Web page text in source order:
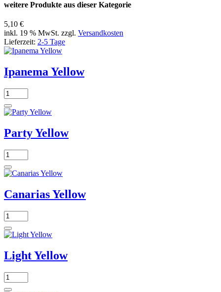
weitere Produkte aus dieser Kategorie
5,10 €
inkl. 19 % MwSt. zzgl. Versandkosten
Lieferzeit: 2-5 Tage
Ipanema Yellow
Party Yellow
Canarias Yellow
Light Yellow